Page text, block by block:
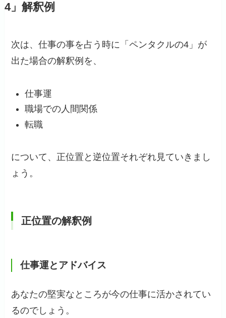
4」解釈例
次は、仕事の事を占う時に「ペンタクルの4」が
出た場合の解釈例を、
仕事運
職場での人間関係
転職
について、正位置と逆位置それぞれ見ていきまし
ょう。
正位置の解釈例
仕事運とアドバイス
あなたの堅実なところが今の仕事に活かされてい
るのでしょう。